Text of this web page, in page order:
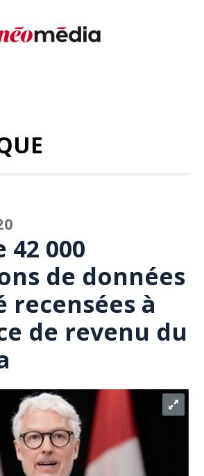
42 000
de données
recensées à
de revenu du